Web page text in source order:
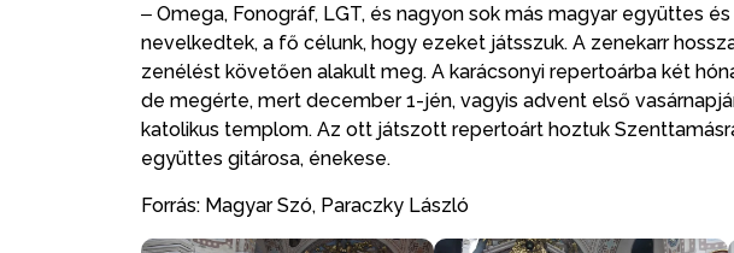
‒ Omega, Fonográf, LGT, és nagyon sok más magyar együttes
nevelkedtek, a fő célunk, hogy ezeket játsszuk. A zenekarr
zenélést követően alakult meg. A karácsonyi repertoárba két
de megérte, mert december 1-jén, vagyis advent első
katolikus templom. Az ott játszott repertoárt hoztuk
együttes gitárosa, énekese.
Forrás: Magyar Szó, Paraczky László